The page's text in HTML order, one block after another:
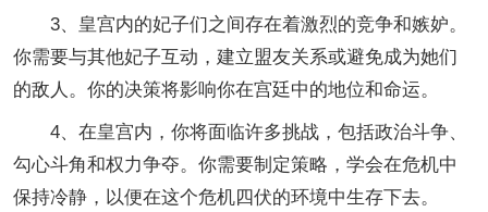
3、皇宫内的妃子们之间存在着激烈的竞争和嫉妒。
你需要与其他妃子互动，建立盟友关系或避免成为她们
的敌人。你的决策将影响你在宫廷中的地位和命运。
4、在皇宫内，你将面临许多挑战，包括政治斗争、
勾心斗角和权力争夺。你需要制定策略，学会在危机中
保持冷静，以便在这个危机四伏的环境中生存下去。